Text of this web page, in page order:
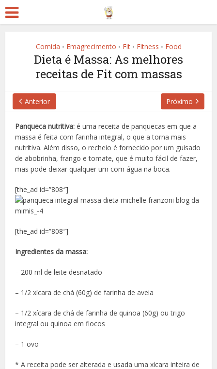
Comida • Emagrecimento • Fit • Fitness • Food
Dieta é Massa: As melhores
receitas de Fit com massas
Anterior Próximo
Panqueca nutritiva: é uma receita de panquecas em que a
massa é feita com farinha integral, o que a torna mais
nutritiva. Além disso, o recheio é fornecido por um guisado
de abobrinha, frango e tomate, que é muito fácil de fazer,
mas pode deixar qualquer um com água na boca.
[the_ad id=”808″]
[the_ad id=”808″]
Ingredientes da massa:
– 200 ml de leite desnatado
– 1/2 xícara de chá (60g) de farinha de aveia
– 1/2 xícara de chá de farinha de quinoa (60g) ou trigo
integral ou quinoa em flocos
– 1 ovo
* A receita pode ser alterada e usada uma xícara inteira de